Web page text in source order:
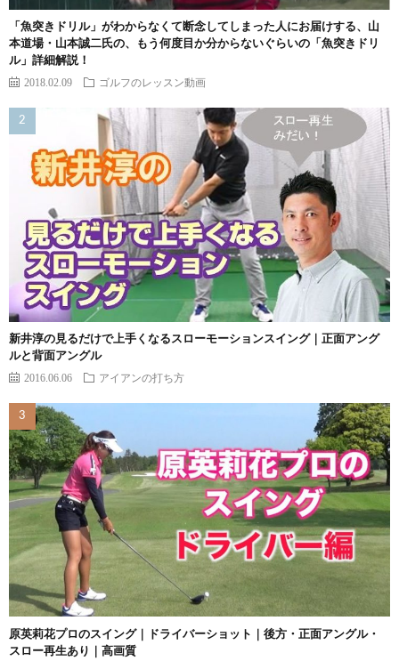
「魚突きドリル」がわからなくて断念してしまった人にお届けする、山
本道場・山本誠二氏の、もう何度目か分からないぐらいの「魚突きドリ
ル」詳細解説！
2018.02.09 ゴルフのレッスン動画
新井淳の見るだけで上手くなるスローモーションスイング｜正面アング
ルと背面アングル
2016.06.06 アイアンの打ち方
原英莉花プロのスイング｜ドライバーショット｜後方・正面アングル・
スロー再生あり｜高画質